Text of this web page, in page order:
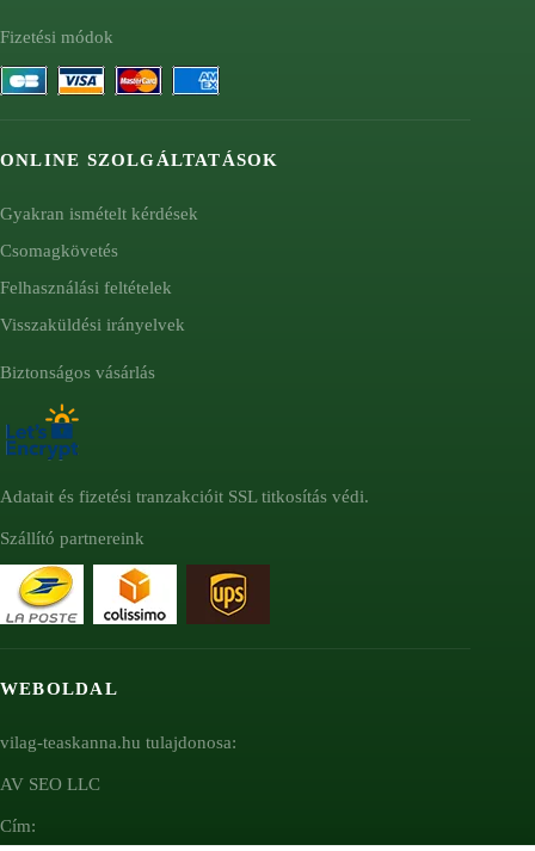
Fizetési módok
ONLINE SZOLGÁLTATÁSOK
Gyakran ismételt kérdések
Csomagkövetés
Felhasználási feltételek
Visszaküldési irányelvek
Biztonságos vásárlás
Adatait és fizetési tranzakcióit SSL titkosítás védi.
Szállító partnereink
WEBOLDAL
vilag-teaskanna.hu tulajdonosa:
AV SEO LLC
Cím: